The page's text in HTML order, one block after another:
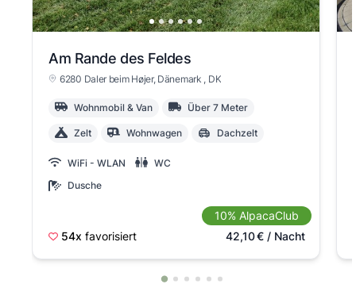
Am Rande des Feldes
6280 Daler beim Højer, Dänemark , DK
Wohnmobil & Van Über 7 Meter
Zelt Wohnwagen Dachzelt
WiFi - WLAN
WC
Dusche
54x favorisiert
10% AlpacaClub
42,10€/ Nacht